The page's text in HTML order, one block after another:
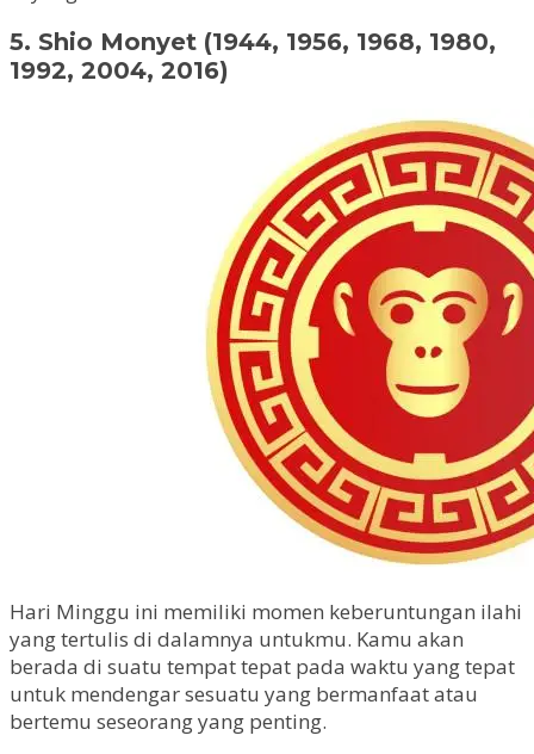
5. Shio Monyet (1944, 1956, 1968, 1980,
1992, 2004, 2016)
Hari Minggu ini memiliki momen keberuntungan ilahi
yang tertulis di dalamnya untukmu. Kamu akan
berada di suatu tempat tepat pada waktu yang tepat
untuk mendengar sesuatu yang bermanfaat atau
bertemu seseorang yang penting.